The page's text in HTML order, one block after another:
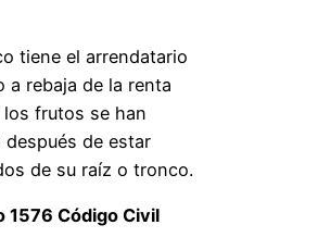
tiene el arrendatario
a rebaja de la renta
los frutos se han
después de estar
de su raíz o tronco.
1576 Código Civil